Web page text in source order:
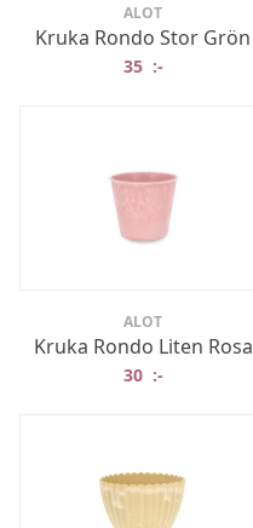
ALOT
Kruka Rondo Stor Grön
35 :-
ALOT
Kruka Rondo Liten Rosa
30 :-